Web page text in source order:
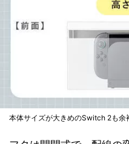
本体サイズが大きめのSwitch 2も余